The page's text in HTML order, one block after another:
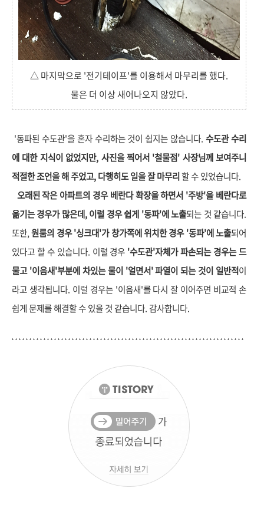
△ 마지막으로 '전기테이프'를 이용해서 마무리를 했다.
물은 더 이상 새어나오지 않았다.
'동파된 수도관'을 혼자 수리하는 것이 쉽지는 않습니다.수도관 수리
에 대한 지식이 없었지만, 사진을 찍어서 '철물점' 사장님께 보여주니
적절한 조언을 해 주었고, 다행히도 일을 잘 마무리할 수 있었습니다.
오래된 작은 아파트의 경우 베란다 확장을 하면서 '주방'을 베란다로
옮기는 경우가 많은데, 이럴 경우 쉽게 '동파'에 노출되는 것 같습니다.
또한,원룸의 경우 '싱크대'가 창가쪽에 위치한 경우 '동파'에 노출되어
있다고 할 수 있습니다. 이럴 경우 '수도관'자체가 파손되는 경우는 드
물고 '이음새'부분에 차있는 물이 '얼면서' 파열이 되는 것이 일반적이
라고 생각됩니다. 이럴 경우는 '이음새'를 다시 잘 이어주면 비교적 손
쉽게 문제를 해결할 수 있을 것 같습니다. 감사합니다.